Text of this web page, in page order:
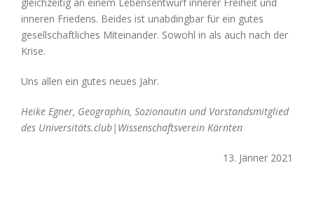
inneren Friedens. Beides ist unabdingbar für ein gutes
gesellschaftliches Miteinander. Sowohl in als auch nach der
Krise.
Uns allen ein gutes neues Jahr.
Heike Egner, Geographin, Sozionautin und Vorstandsmitglied
des Universitäts.club|Wissenschaftsverein Kärnten
13. Jänner 2021